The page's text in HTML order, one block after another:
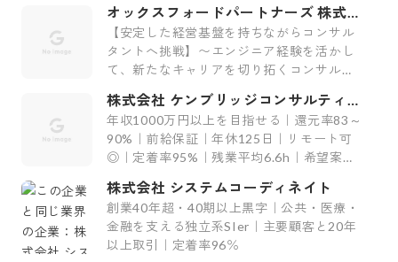
オックスフォードパートナーズ 株式会
社
【安定した経営基盤を持ちながらコンサル
タントへ挑戦】〜エンジニア経験を活かし
て、新たなキャリアを切り拓くコンサルテ
株式会社 ケンブリッジコンサルティン
グ
年収1000万円以上を目指せる｜還元率83～
90%｜前給保証｜年休125日｜リモート可
◎｜定着率95%｜残業平均6.6h｜希望案件
株式会社 システムコーディネイト
創業40年超・40期以上黒字｜公共・医療・
金融を支える独立系SIer｜主要顧客と20年
以上取引｜定着率96％